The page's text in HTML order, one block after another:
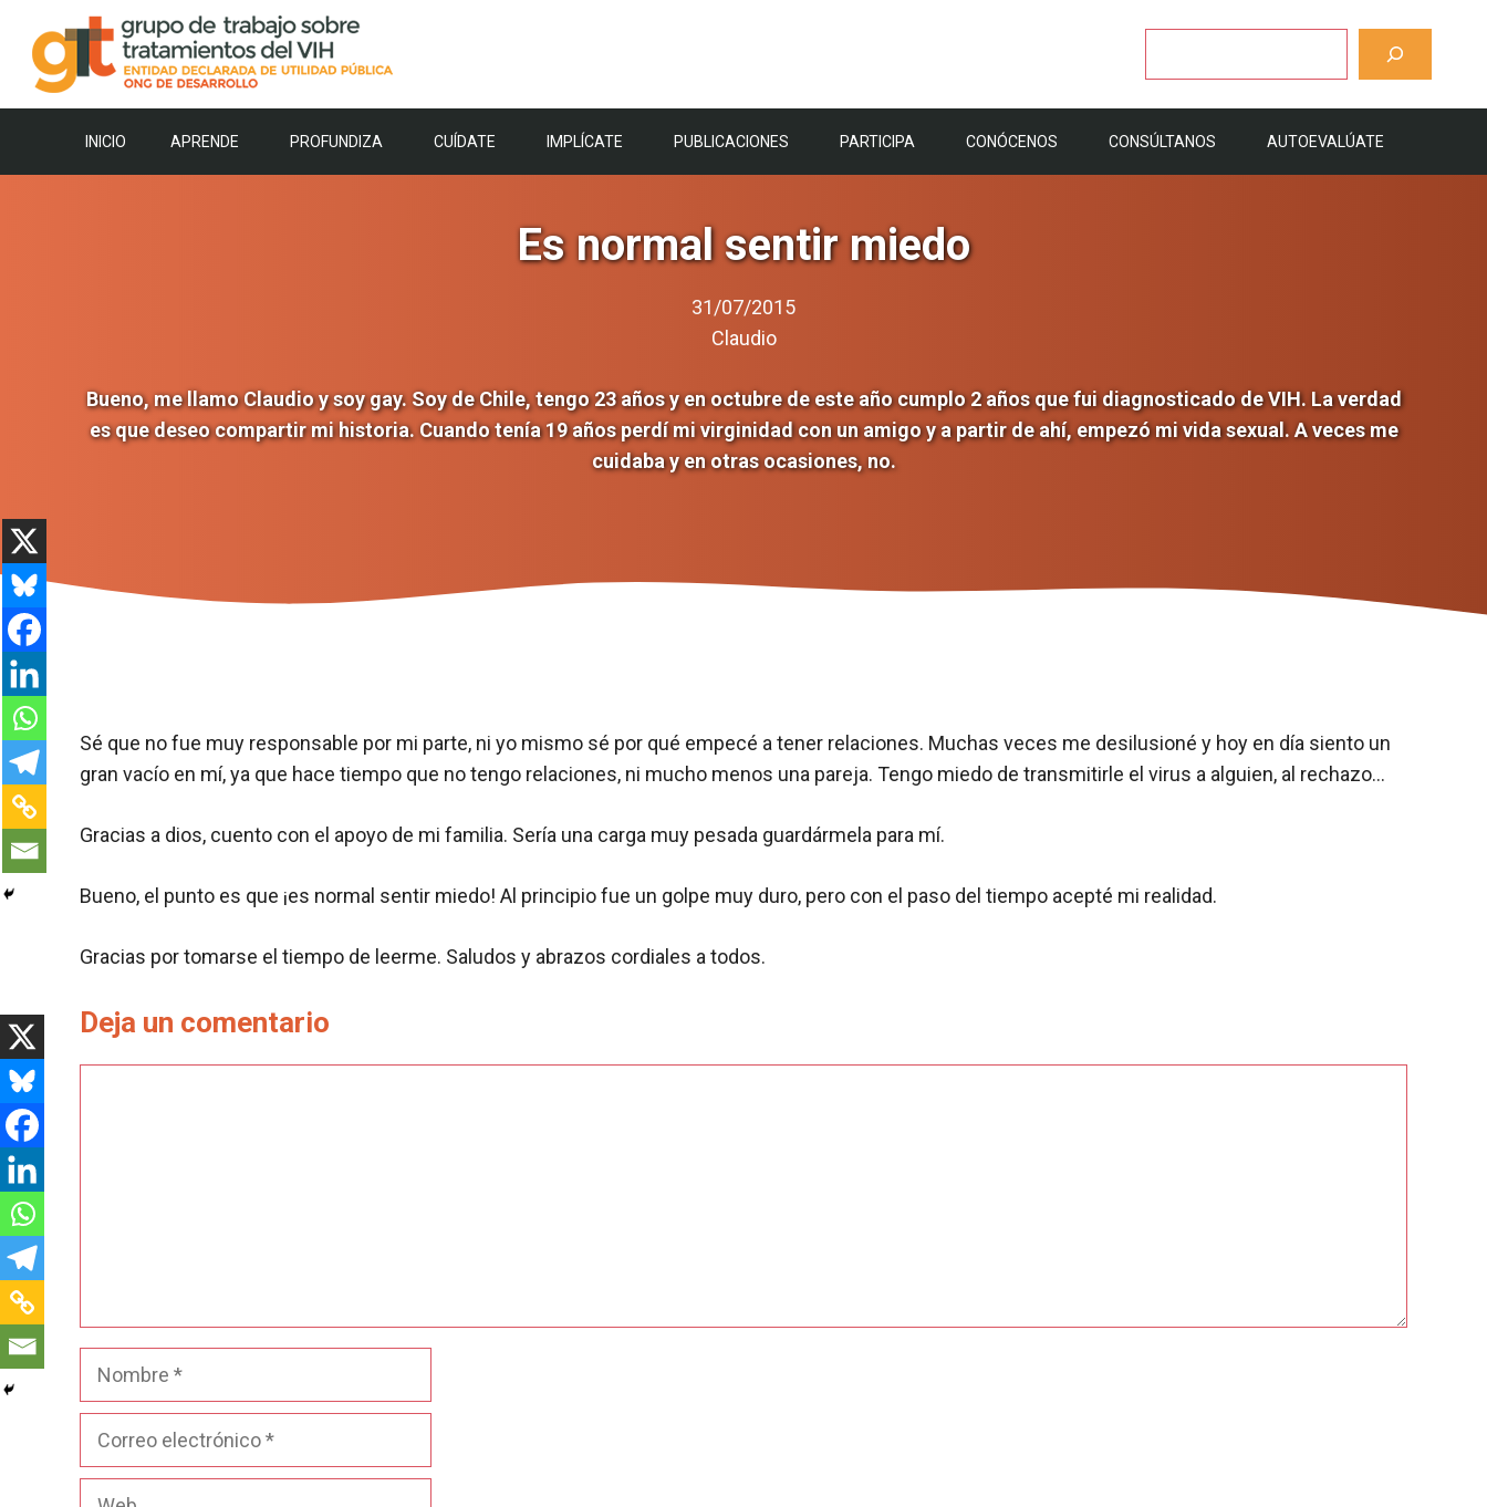
contenido
INICIO APRENDE PROFUNDIZA CUÍDATE IMPLÍCATE PUBLICACIONES PARTICIPA CONÓCENOS CONSÚLTANOS AUTOEVALÚATE
Es normal sentir miedo
31/07/2015
Claudio
Bueno, me llamo Claudio y soy gay. Soy de Chile, tengo 23 años y en octubre de este año cumplo 2 años que fui diagnosticado de VIH. La verdad
es que deseo compartir mi historia. Cuando tenía 19 años perdí mi virginidad con un amigo y a partir de ahí, empezó mi vida sexual. A veces me
cuidaba y en otras ocasiones, no.
Sé que no fue muy responsable por mi parte, ni yo mismo sé por qué empecé a tener relaciones. Muchas veces me desilusioné y hoy en día siento un
gran vacío en mí, ya que hace tiempo que no tengo relaciones, ni mucho menos una pareja. Tengo miedo de transmitirle el virus a alguien, al rechazo…
Gracias a dios, cuento con el apoyo de mi familia. Sería una carga muy pesada guardármela para mí.
Bueno, el punto es que ¡es normal sentir miedo! Al principio fue un golpe muy duro, pero con el paso del tiempo acepté mi realidad.
Gracias por tomarse el tiempo de leerme. Saludos y abrazos cordiales a todos.
Deja un comentario
Nombre